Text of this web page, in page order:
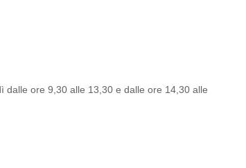
ore 9,30 alle 13,30 e dalle ore 14,30 alle